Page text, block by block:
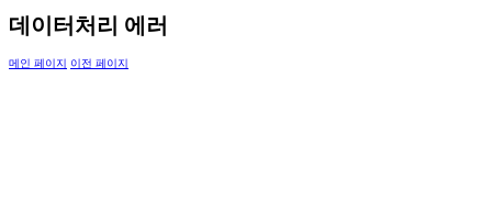
데이터처리 에러
메인 페이지 이전 페이지